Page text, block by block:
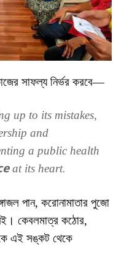
সাফল্য নির্ভর করবে—
up to its mistakes,
and
a public health
at its heart.
পান, করোনামাতার পুজো
কেবলমাত্র কঠোর,
এই সঙ্কট থেকে